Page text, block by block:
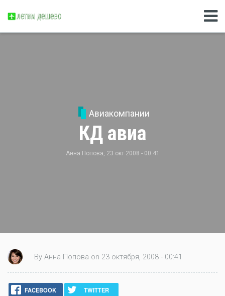
Авиакомпании
КД авиа
Анна Попова , 23 окт 2008 - 00:41
By Анна Попова on 23 октября, 2008 - 00:41
FACEBOOK
TWITTER